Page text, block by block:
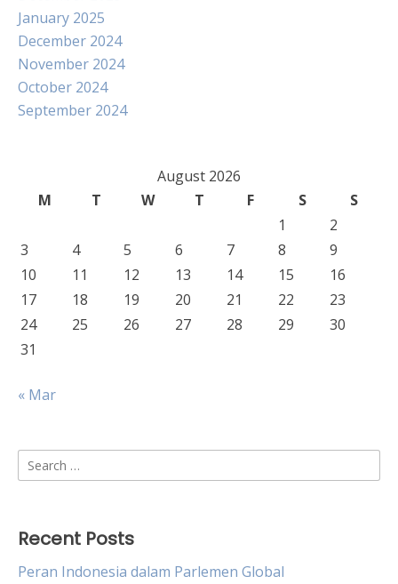
January 2025
December 2024
November 2024
October 2024
September 2024
August 2026
M
T W T F S
S
1
2
3
4 5 6 7 8
9
10
11 12 13 14 15
16
17
18 19 20 21 22
23
24
25 26 27 28 29
30
31
« Mar
Search
for:
Recent Posts
Peran Indonesia dalam Parlemen Global